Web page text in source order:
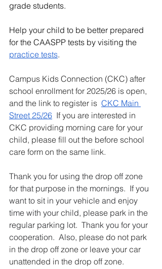
grade students.
Help your child to be better prepared
for the CAASPP tests by visiting the
practice tests.
Campus Kids Connection (CKC) after
school enrollment for 2025/26 is open,
and the link to register is CKC Main
Street 25/26 If you are interested in
CKC providing morning care for your
child, please fill out the before school
care form on the same link.
Thank you for using the drop off zone
for that purpose in the mornings.  If you
want to sit in your vehicle and enjoy
time with your child, please park in the
regular parking lot.  Thank you for your
cooperation.  Also, please do not park
in the drop off zone or leave your car
unattended in the drop off zone.